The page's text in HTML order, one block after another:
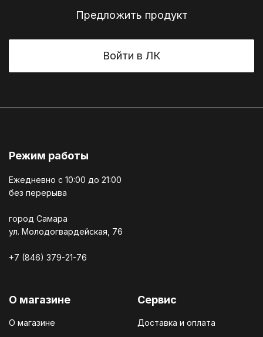
Предложить продукт
Войти в ЛК
Режим работы
Ежедневно c 10:00 до 21:00
без перерыва
город Самара
ул. Молодогвардейская, 76
+7 (846) 379-21-76
О магазине
О магазине
Сервис
Доставка и оплата